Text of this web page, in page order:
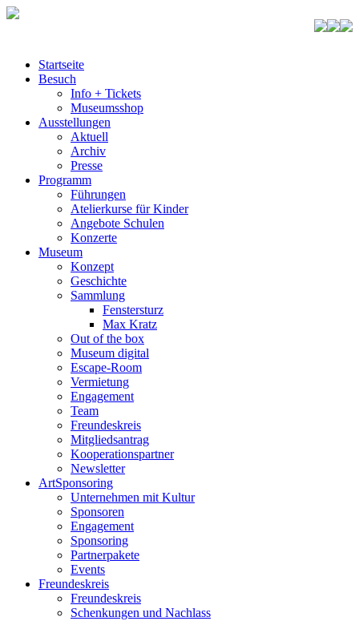
Startseite
Besuch
Info + Tickets
Museumsshop
Ausstellungen
Aktuell
Archiv
Presse
Programm
Führungen
Atelierkurse für Kinder
Angebote Schulen
Konzerte
Museum
Konzept
Geschichte
Sammlung
Fenstersturz
Max Kratz
Out of the box
Museum digital
Escape-Room
Vermietung
Engagement
Team
Freundeskreis
Mitgliedsantrag
Kooperationspartner
Newsletter
ArtSponsoring
Unternehmen mit Kultur
Sponsoren
Engagement
Sponsoring
Partnerpakete
Events
Freundeskreis
Freundeskreis
Schenkungen und Nachlass